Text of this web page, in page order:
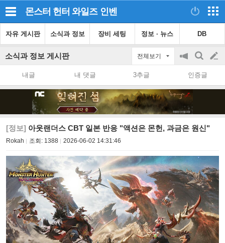
몬스터 헌터 와일즈 인벤
자유 게시판 소식과 정보 장비 세팅 정보 · 뉴스 DB
소식과 정보 게시판 전체보기
공
on/off
검
색
글
쓰
내글 내 댓글 3추글 인증글
[정보] 아웃랜더스 CBT 일본 반응 "액션은 몬헌, 과금은 원신"
Rokah 조회: 1388 2026-06-02 14:31:46